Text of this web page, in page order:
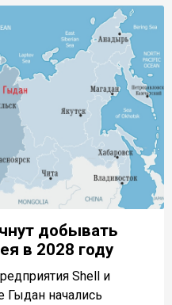
добывать
в 2028 году
Shell и
Гыдан начались